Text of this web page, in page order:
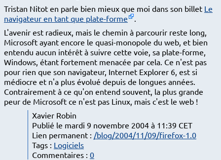
Tristan Nitot en parle bien mieux que moi dans son billet Le
navigateur en tant que plate-forme
L'avenir est radieux, mais le chemin à parcourir reste long,
Microsoft ayant encore le quasi-monopole du web, et bien
entendu aucun intérêt à suivre cette voie, sa plate-forme,
Windows, étant fortement menacée par cela. Ce n'est pas
pour rien que son navigateur, Internet Explorer 6, est si
médiocre et n'a plus évolué depuis de longues années.
Contrairement à ce qu'on entend souvent, la plus grande
peur de Microsoft ce n'est pas Linux, mais c'est le web !
Xavier Robin
Publié le mardi 9 novembre 2004 à 11:39 CET
Lien permanent : /blog/2004/11/09/firefox-1.0
Tags : Logiciels
Commentaires : 0